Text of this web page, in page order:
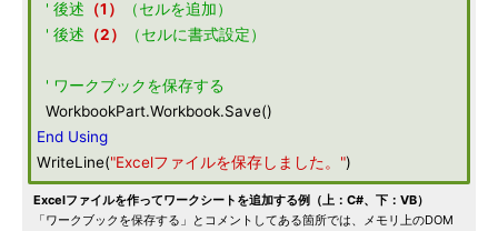
' 後述 （1）
（セルを追加）
' 後述 （2） （セルに書式設定）
' ワークブックを保存する
WorkbookPart.Workbook.Save()
End Using
WriteLine("Excelファイルを保存しました。")
Excelファイルを作ってワークシートを追加する例（上：C#、下：VB）
「ワークブックを保存する」とコメントしてある箇所では、メモリ上のDOM